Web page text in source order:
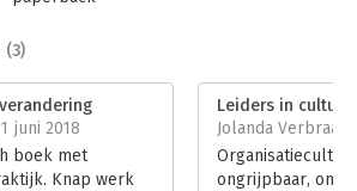
vernieuwing.
Koninklijke van Gorcum
4-3-2017
Leiderschap
Verandermanagement
Stichting Management Studies
(3)
juni 2018
boek met
Knap werk
Leiders in
Jolanda
ongrijpbaar,